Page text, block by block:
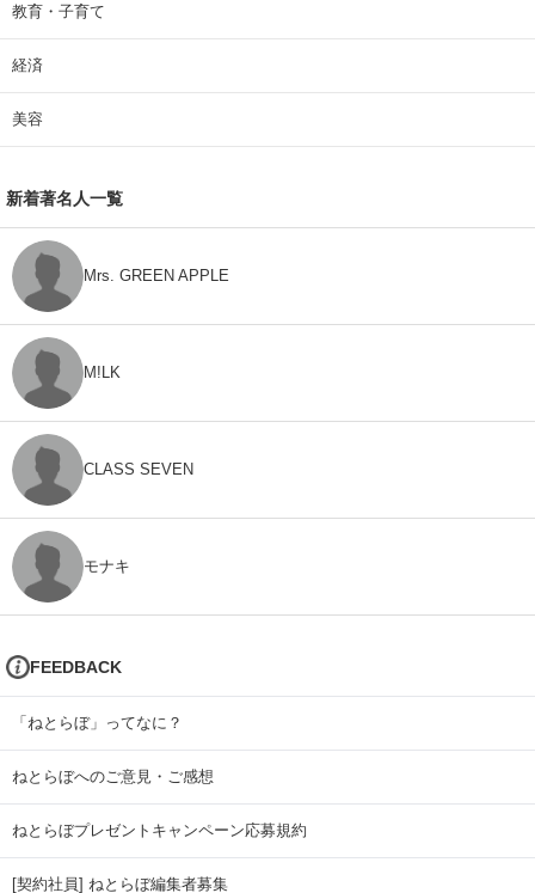
教育・子育て
経済
美容
新着著名人一覧
Mrs. GREEN APPLE
M!LK
CLASS SEVEN
モナキ
FEEDBACK
「ねとらぼ」ってなに？
ねとらぼへのご意見・ご感想
ねとらぼプレゼントキャンペーン応募規約
[契約社員] ねとらぼ編集者募集